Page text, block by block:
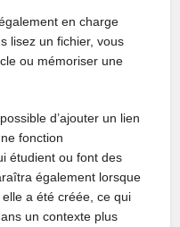
en charge
lisez un fichier, vous
ou mémoriser une
d’ajouter un lien
fonction
étudient ou font des
également lorsque
a été créée, ce qui
un contexte plus